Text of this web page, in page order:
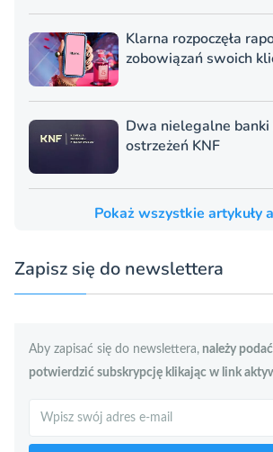
Klarna rozpoczęła
zobowiązań swoich
Dwa nielegalne banki
ostrzeżeń KNF
Pokaż wszystkie artykuły
Zapisz się do newslettera
Aby zapisać się do newslettera, należy
potwierdzić subskrypcję klikając w link